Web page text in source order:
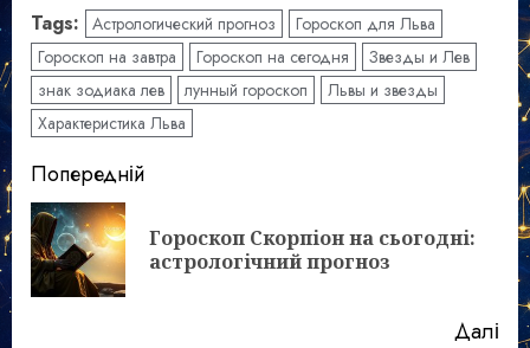
Tags: Астрологический прогноз
Гороскоп для Льва
Гороскоп на завтра
Гороскоп на сегодня
Звезды и Лев
знак зодиака лев
лунный гороскоп
Львы и звезды
Характеристика Льва
Post
navigation
Попередній
Гороскоп Скорпіон на сьогодні:
астрологічний прогноз
Далі